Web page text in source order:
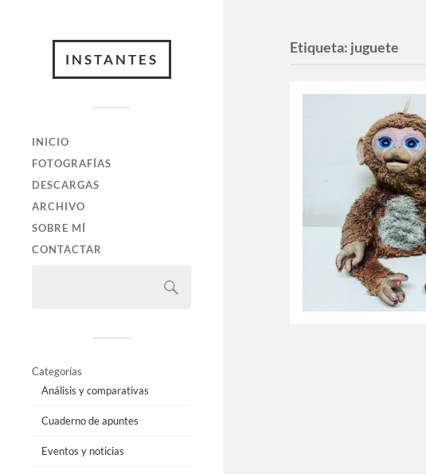
INSTANTES
INICIO
FOTOGRAFÍAS
DESCARGAS
ARCHIVO
SOBRE MÍ
CONTACTAR
Categorías
Análisis y comparativas
Cuaderno de apuntes
Eventos y noticias
Etiqueta: juguete